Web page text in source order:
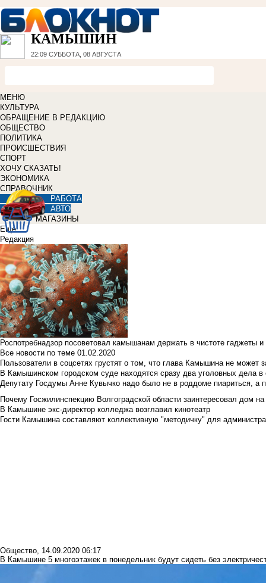
КАМЫШИН
22:09 СУББОТА, 08 АВГУСТА
МЕНЮ
КУЛЬТУРА
ОБРАЩЕНИЕ В РЕДАКЦИЮ
ОБЩЕСТВО
ПОЛИТИКА
ПРОИСШЕСТВИЯ
СПОРТ
ХОЧУ СКАЗАТЬ!
ЭКОНОМИКА
СПРАВОЧНИК
РАБОТА
АВТО
МАГАЗИНЫ
Еще
Редакция
Роспотребнадзор посоветовал камышанам держать в чистоте гаджеты
Все новости по теме 01.02.2020
Пользователи в соцсетях грустят о том, что глава Камышина не может
В Камышинском городском суде находятся сразу два уголовных дела
Депутату Госдумы Анне Кувычко надо было не в роддоме пиариться, а
Почему Госжилинспекцию Волгоградской области заинтересовал дом
В Камышине экс-директор колледжа возглавил кинотеатр
Гости Камышина составляют коллективную "методичку" для
Общество, 14.09.2020 06:17
В Камышине 5 многоэтажек в понедельник будут сидеть без